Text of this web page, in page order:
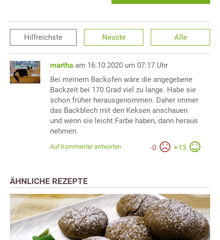
Hilfreichste Neuste Alle
martha am 16.10.2020 um 07:17 Uhr
Bei meinem Backofen wäre die angegebene
Backzeit bei 170 Grad viel zu lange. Habe sie
schon früher herausgenommen. Daher immer
das Backblech mit den Keksen anschauen
und wenn sie leicht Farbe haben, dann heraus
nehmen.
-0 +13
Auf Kommentar antworten
ÄHNLICHE REZEPTE